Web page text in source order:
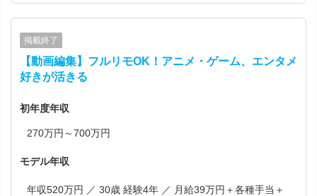
掲載終了
【動画編集】フルリモOK！アニメ・ゲーム、エンタメ
好きが活きる
初年度年収
270万円～700万円
モデル年収
年収520万円 ／ 30歳 経験4年 ／ 月給39万円＋各種手当＋